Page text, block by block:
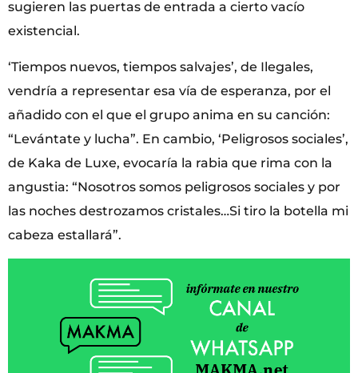
sugieren las puertas de entrada a cierto vacío
existencial.
‘Tiempos nuevos, tiempos salvajes’, de Ilegales,
vendría a representar esa vía de esperanza, por el
añadido con el que el grupo anima en su canción:
“Levántate y lucha”. En cambio, ‘Peligrosos sociales’,
de Kaka de Luxe, evocaría la rabia que rima con la
angustia: “Nosotros somos peligrosos sociales y por
las noches destrozamos cristales…Si tiro la botella mi
cabeza estallará”.